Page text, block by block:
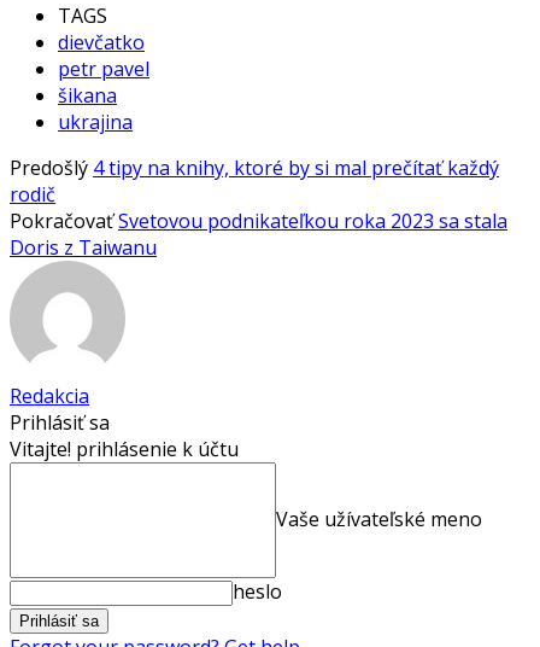
TAGS
dievčatko
petr pavel
šikana
ukrajina
Predošlý 4 tipy na knihy, ktoré by si mal prečítať každý
rodič
PokračovaťSvetovou podnikateľkou roka 2023 sa stala
Doris z Taiwanu
Redakcia
Prihlásiť sa
Vitajte! prihlásenie k účtu
Vaše užívateľské meno
heslo